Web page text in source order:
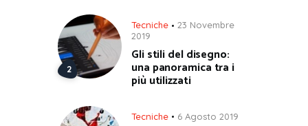
Tecniche
23 Novembre
2019
Gli stili del disegno:
una panoramica tra i
più utilizzati
Tecniche 6 Agosto 2019